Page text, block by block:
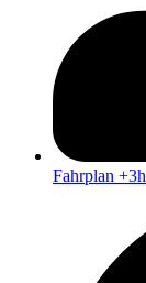
Fahrplan +3h